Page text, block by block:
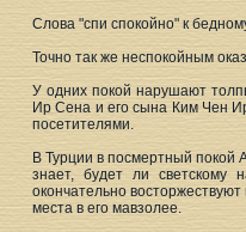
Слова "спи спокойно" к
Точно так же неспокойным
У одних покой нарушают
Ир Сена и его сына Ким Чен
посетителями.
В Турции в посмертный покой
знает, будет ли светскому
окончательно
места в его мавзолее.